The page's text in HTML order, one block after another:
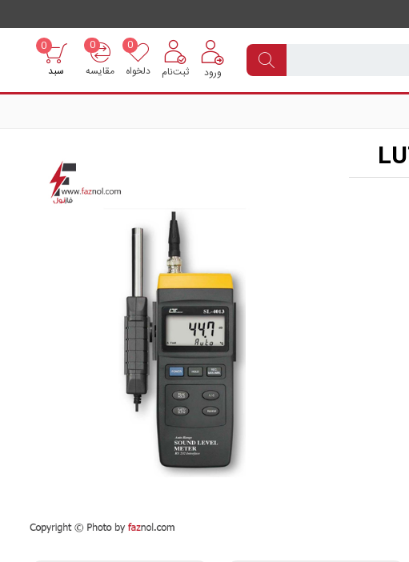
ورود ثبت‌نام دلخواه
0
مقایسه
0
0
سبد